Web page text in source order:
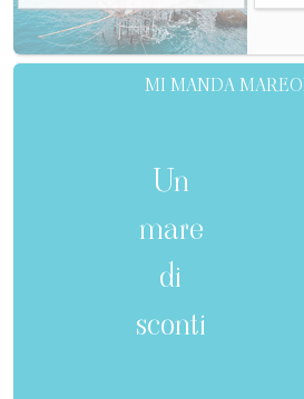
MI MANDA
Un
mare
di
sconti